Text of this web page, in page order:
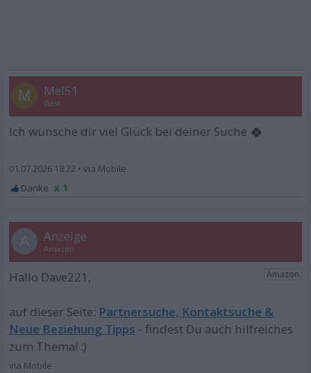
M Mel51
Gast
Ich wünsche dir viel Glück bei deiner Suche 🍀
01.07.2026 18:22 •
x 1
Partnersuche, Kontaktsuche &
Neue Beziehung Tipps